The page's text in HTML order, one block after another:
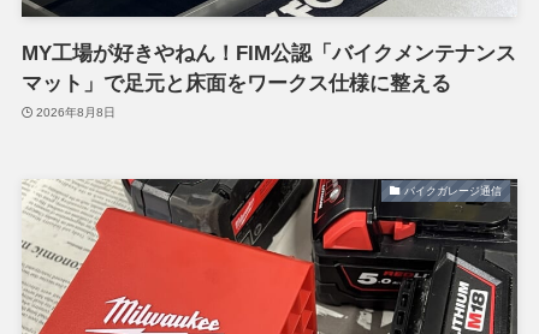
MY工場が好きやねん！FIM公認「バイクメンテナンス
マット」で足元と床面をワークス仕様に整える
2026年8月8日
バイクガレージ通信